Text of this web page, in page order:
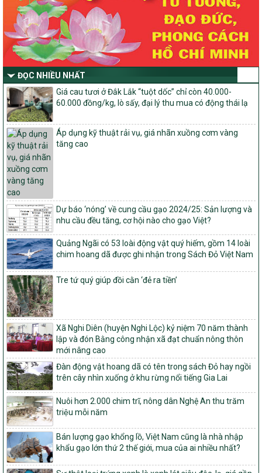
Thông tư Số 23/2026/TT-BNNMT
Thông tư Hướng dẫn thực hiện một số nội dung Chương trình
mục tiêu quốc gia xây dựng nông thôn mới, giảm nghèo bền
vững và phát triển kinh tế – xã hội vùng đồng bào dân tộc thiểu
số và miền núi giai đoạn 2026-2030 thuộc phạm vi quản lý nhà
nước của Bộ Nông nghiệp và Môi trường
Quyết định số: 26/2026/QĐ-TTg
Quyết định ban hành Bộ tiêu chí và quy trình đánh giá, phân hạng
sản phẩm Mỗi xã một sản phẩm
số: 19/2026/QĐ-TTg
Quy định điều kiện, trình tự, thủ tục, hồ sơ xét, công nhận, công bố
và thu hồi quyết định công nhận xã đạt chuẩn nông thôn mới, xã
đạt nông thôn mới hiện đại và tỉnh, thành phố hoàn thành nhiệm
vụ xây dựng nông thôn mới giai đoạn 2026 – 2030
Quy định nguyên tắc, tiêu chí, định mức phân bổ ngân sách trung
ương và tỉ lệ vốn đối ứng ngân sách của địa phương thực hiện
Chương trình mục tiêu quốc gia xây dựng nông thôn mới, giảm
nghèo bền vững và phát triển kinh tế – xã hội vùng đồng bào dân
tộc thiểu số và miền núi giai đoạn 2026 – 2030
1451/QĐ-UBND
Phê duyệt danh sách các xã thuộc nhóm 1, nhóm 2, nhóm 3
trong xây dựng nông thôn mới giai đoạn 2026-2030 trên địa bàn
tỉnh Nghệ An
103/PTNT-NTM
Về việc đăng ký thực hiện Dự án liên kết theo chuỗi giá trị thuộc
Dự án 2 – Chương trình Mục tiêu quốc gia Giảm nghèo bền vững
giai đoạn 2021-2025 được kéo dài sang năm 2026
827/QĐ-BNNMT
Quyết định Ban hành Kế hoạch triển khai thực hiện Chương trình
mục tiêu quốc gia xây dựng nông thôn mới, giảm nghèo bền
vững và phát triển kinh tế – xã hội vùng đồng bào dân tộc thiểu
số và miền núi giai đoạn 2026-2035, giai đoạn I: Từ năm 2026
đến năm 2030
14/2026/TT-BNNMT
Hướng dẫn thực hiện một số nội dung tiêu chí, điều kiện thuộc Bộ
tiêu chí quốc gia về nông thôn mới giai đoạn 2026 – 2030 thuộc
ĐỌC NHIỀU NHẤT
Giá cau tươi ở Đắk Lắk “tuột dốc” chỉ còn 40.000-
60.000 đồng/kg, lò sấy, đại lý thu mua có động thái lạ
Áp dụng kỹ thuật rải vụ, giá nhãn xuồng cơm vàng
tăng cao
Dự báo ‘nóng’ về cung cầu gạo 2024/25: Sản lượng và
nhu cầu đều tăng, cơ hội nào cho gạo Việt?
Quảng Ngãi có 53 loài động vật quý hiếm, gồm 14 loài
chim hoang dã được ghi nhận trong Sách Đỏ Việt Nam
Tre tứ quý giúp đồi cằn ‘đẻ ra tiền’
Xã Nghi Diên (huyện Nghi Lộc) kỷ niệm 70 năm thành
lập và đón Bằng công nhận xã đạt chuẩn nông thôn
mới nâng cao
Đàn động vật hoang dã có tên trong sách Đỏ hay ngồi
trên cây nhìn xuống ở khu rừng nổi tiếng Gia Lai
Nuôi hơn 2.000 chim trĩ, nông dân Nghệ An thu trăm
triệu mỗi năm
Bán lượng gạo khổng lồ, Việt Nam cũng là nhà nhập
khẩu gạo lớn thứ 2 thế giới, mua của ai nhiều nhất?